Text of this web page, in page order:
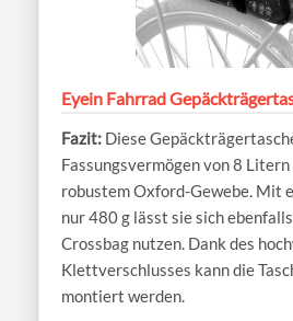
Eyein Fahrrad
Diese
Fassungsvermögen von 8
robustem Oxford-Gewebe. Mit
nur 480 g lässt sie sich
Crossbag nutzen. Dank des
Klettverschlusses kann die
montiert werden.